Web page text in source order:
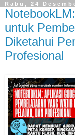
Rabu, 24
untuk
Diketahui
Profesional